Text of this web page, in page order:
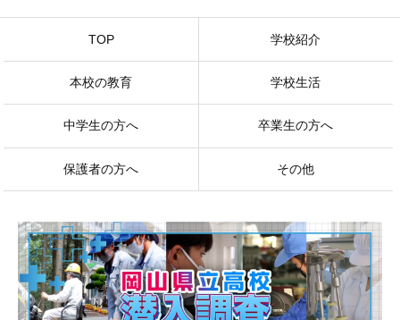
TOP 学校紹介
本校の教育 学校生活
中学生の方へ 卒業生の方へ
保護者の方へ その他